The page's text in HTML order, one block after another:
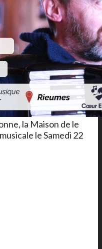
la Maison de le
le Samedi 22